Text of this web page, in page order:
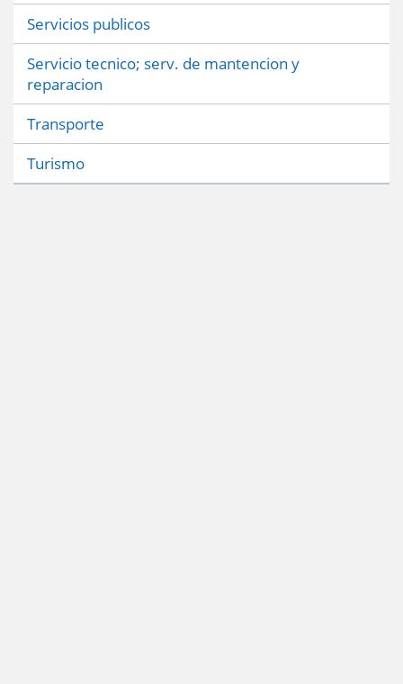
Servicios publicos
Servicio tecnico; serv. de mantencion y
reparacion
Transporte
Turismo